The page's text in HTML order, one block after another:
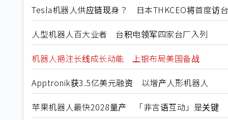
Tesla机器人供应链现身？ 日本THKCEO将首度访
人型机器人百大业者 台积电领军四家台厂入列
机器人挹注长线成长动能 上银布局美国备战
Apptronik获3.5亿美元融资 以增产人形机器人
苹果机器人最快2028量产 「非言语互动」是关键